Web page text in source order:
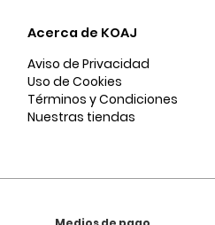
Acerca de KOAJ
Aviso de Privacidad
Uso de Cookies
Términos y Condiciones
Nuestras tiendas